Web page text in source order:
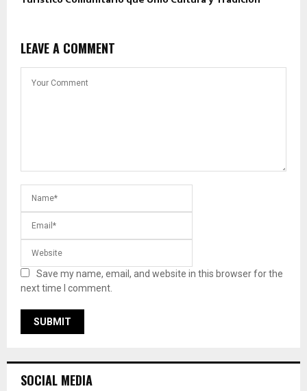
LEAVE A COMMENT
Save my name, email, and website in this browser for the
next time I comment.
SOCIAL MEDIA